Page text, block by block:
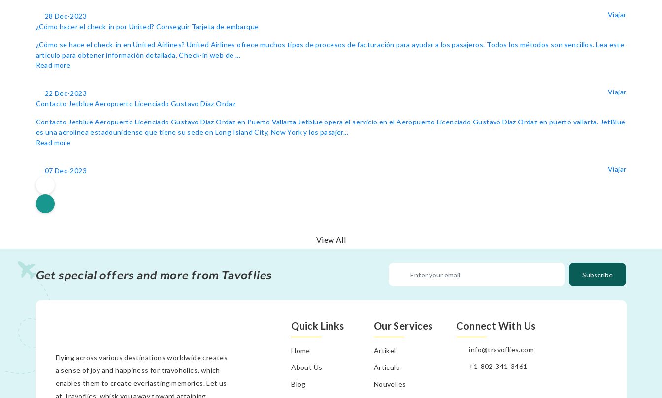
28 Dec-2023
Viajar
¿Cómo hacer el check-in por United? Conseguir Tarjeta de embarque
¿Cómo se hace el check-in en United Airlines? United Airlines ofrece muchos tipos de procesos de facturación para ayudar a los pasajeros. Todos los métodos son sencillos. Lea este
artículo para obtener información detallada. Check-in web de ...
Read more
22 Dec-2023
Viajar
Contacto Jetblue Aeropuerto Licenciado Gustavo Díaz Ordaz
Contacto Jetblue Aeropuerto Licenciado Gustavo Díaz Ordaz en Puerto Vallarta Jetblue opera el servicio en el Aeropuerto Licenciado Gustavo Díaz Ordaz en puerto vallarta. JetBlue
es una aerolínea estadounidense que tiene su sede en Long Island City, New York y los pasajer...
Read more
07 Dec-2023 Viajar
View All
Get special offers and more from Tavoflies Subscribe
Flying across various destinations worldwide creates
a sense of joy and happiness for travoholics, which
enables them to create everlasting memories. Let us
at Travoflies, whisk you away toward attaining
Quick Links
Home
About Us
Blog
Our Services
Artikel
Articulo
Nouvelles
Connect With Us
info@travoflies.com
+1-802-341-3461